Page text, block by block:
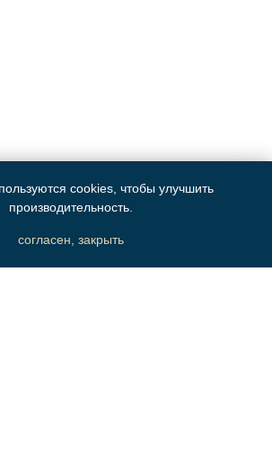
cookies, чтобы улучшить
производительность.
согласен, закрыть